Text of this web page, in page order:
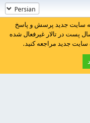
سایت جدید پرسش و پاسخ
پست در تالار غیرفعال شده
جدید مراجعه کنید.